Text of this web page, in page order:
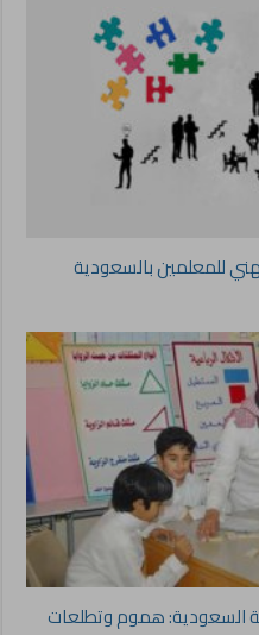
للمعلمين بالسعودية
السعودية: هموم وتطلعات